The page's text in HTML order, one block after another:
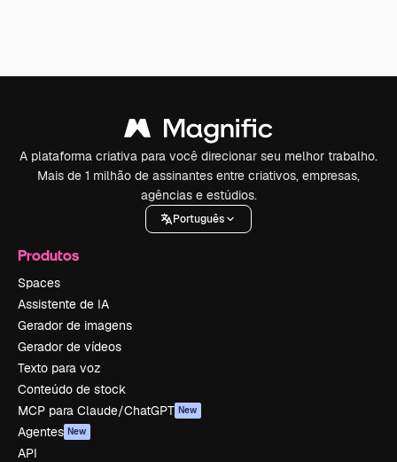
A plataforma criativa para você direcionar seu melhor trabalho.
Mais de 1 milhão de assinantes entre criativos, empresas,
agências e estúdios.
Português
Produtos
Spaces
Assistente de IA
Gerador de imagens
Gerador de vídeos
Texto para voz
Conteúdo de stock
MCP para Claude/ChatGPT New
Agentes New
API